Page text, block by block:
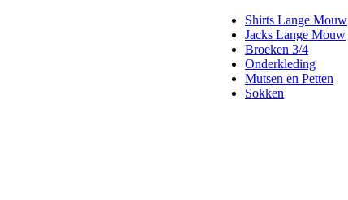
Shirts Lange Mouw
Jacks Lange Mouw
Broeken 3/4
Onderkleding
Mutsen en Petten
Sokken